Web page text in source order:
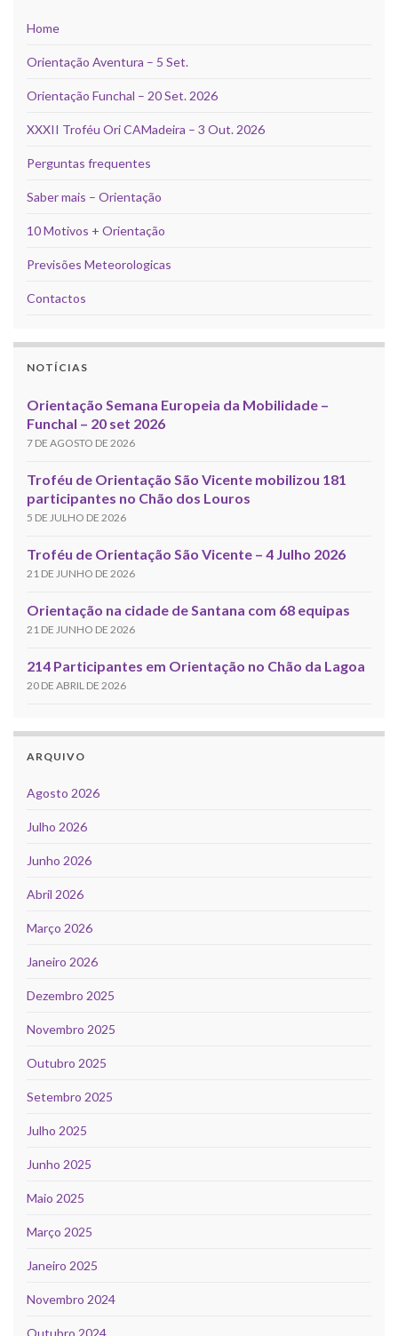
Home
Orientação Aventura – 5 Set.
Orientação Funchal – 20 Set. 2026
XXXII Troféu Ori CAMadeira – 3 Out. 2026
Perguntas frequentes
Saber mais – Orientação
10 Motivos + Orientação
Previsões Meteorologicas
Contactos
NOTÍCIAS
Orientação Semana Europeia da Mobilidade –
Funchal – 20 set 2026
7 DE AGOSTO DE 2026
Troféu de Orientação São Vicente mobilizou 181
participantes no Chão dos Louros
5 DE JULHO DE 2026
Troféu de Orientação São Vicente – 4 Julho 2026
21 DE JUNHO DE 2026
Orientação na cidade de Santana com 68 equipas
21 DE JUNHO DE 2026
214 Participantes em Orientação no Chão da Lagoa
20 DE ABRIL DE 2026
ARQUIVO
Agosto 2026
Julho 2026
Junho 2026
Abril 2026
Março 2026
Janeiro 2026
Dezembro 2025
Novembro 2025
Outubro 2025
Setembro 2025
Julho 2025
Junho 2025
Maio 2025
Março 2025
Janeiro 2025
Novembro 2024
Outubro 2024